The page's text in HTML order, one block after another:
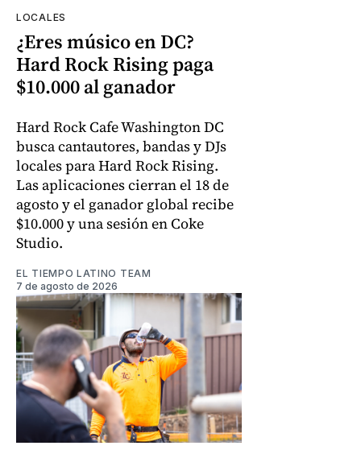
LOCALES
¿Eres músico en DC?
Hard Rock Rising paga
$10.000 al ganador
Hard Rock Cafe Washington DC
busca cantautores, bandas y DJs
locales para Hard Rock Rising.
Las aplicaciones cierran el 18 de
agosto y el ganador global recibe
$10.000 y una sesión en Coke
Studio.
EL TIEMPO LATINO TEAM
7 de agosto de 2026